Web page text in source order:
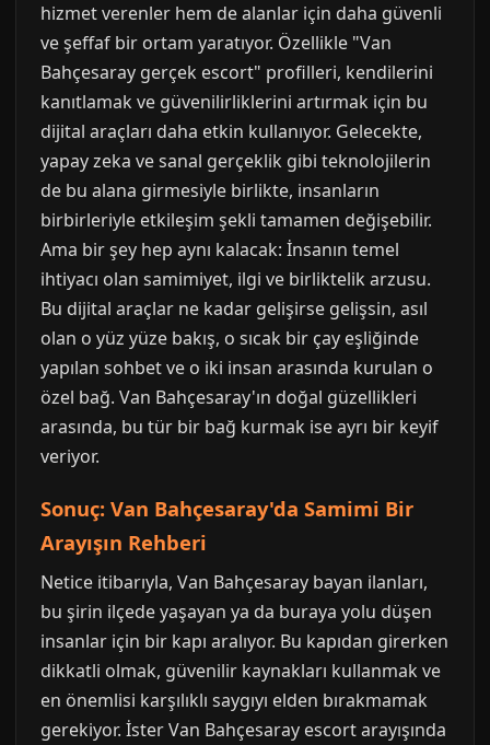
hizmet verenler hem de alanlar için daha güvenli
ve şeffaf bir ortam yaratıyor. Özellikle "Van
Bahçesaray gerçek escort" profilleri, kendilerini
kanıtlamak ve güvenilirliklerini artırmak için bu
dijital araçları daha etkin kullanıyor. Gelecekte,
yapay zeka ve sanal gerçeklik gibi teknolojilerin
de bu alana girmesiyle birlikte, insanların
birbirleriyle etkileşim şekli tamamen değişebilir.
Ama bir şey hep aynı kalacak: İnsanın temel
ihtiyacı olan samimiyet, ilgi ve birliktelik arzusu.
Bu dijital araçlar ne kadar gelişirse gelişsin, asıl
olan o yüz yüze bakış, o sıcak bir çay eşliğinde
yapılan sohbet ve o iki insan arasında kurulan o
özel bağ. Van Bahçesaray'ın doğal güzellikleri
arasında, bu tür bir bağ kurmak ise ayrı bir keyif
veriyor.
Sonuç: Van Bahçesaray'da Samimi Bir
Arayışın Rehberi
Netice itibarıyla, Van Bahçesaray bayan ilanları,
bu şirin ilçede yaşayan ya da buraya yolu düşen
insanlar için bir kapı aralıyor. Bu kapıdan girerken
dikkatli olmak, güvenilir kaynakları kullanmak ve
en önemlisi karşılıklı saygıyı elden bırakmamak
gerekiyor. İster Van Bahçesaray escort arayışında